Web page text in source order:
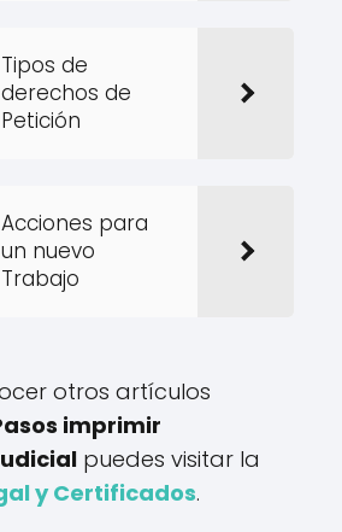
Tipos de
derechos de
Petición
Acciones para
un nuevo
Trabajo
otros artículos
imprimir
puedes visitar la
y Certificados.